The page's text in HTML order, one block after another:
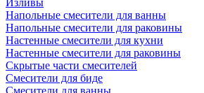
Изливы
Напольные смесители для ванны
Напольные смесители для раковины
Настенные смесители для кухни
Настенные смесители для раковины
Скрытые части смесителей
Смесители для биде
Смесители для ванны